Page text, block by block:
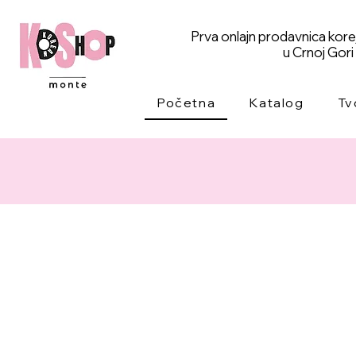
Prva onlajn prodavnica
u Crnoj Gori
Početna Katalog